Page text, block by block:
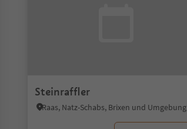
Steinraffler
Raas, Natz-Schabs, Brixen und Umgebung